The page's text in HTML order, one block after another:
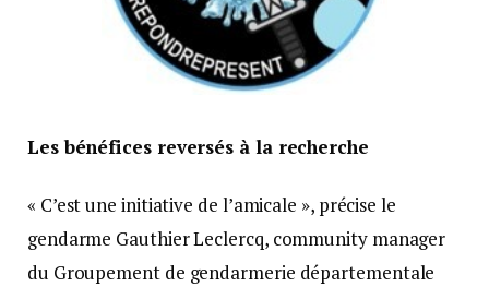
Les bénéfices reversés à la recherche
« C’est une initiative de l’amicale », précise le
gendarme Gauthier Leclercq, community manager
du Groupement de gendarmerie départementale